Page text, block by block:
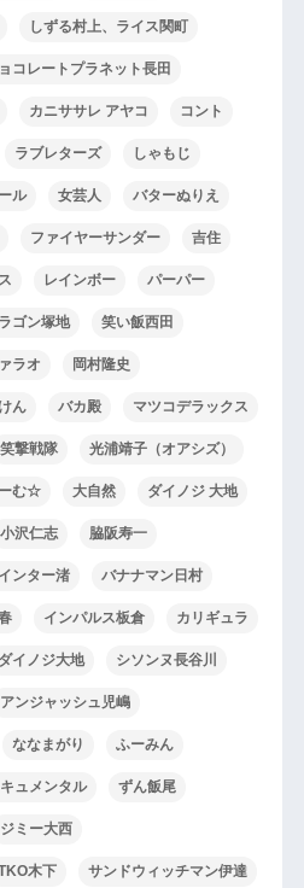
しずる村上、ライス関町
コレートプラネット長田
カニササレ アヤコ コント
ラブレターズ しゃもじ
ル 女芸人 バターぬりえ
ファイヤーサンダー 吉住
レインボー パーパー
ゴン塚地 笑い飯西田
ラオ 岡村隆史
ん バカ殿 マツコデラックス
笑撃戦隊 光浦靖子（オアシズ）
む☆ 大自然 ダイノジ 大地
小沢仁志 脇阪寿一
ンター渚 バナナマン日村
インパルス板倉 カリギュラ
ダイノジ大地 シソンヌ長谷川
アンジャッシュ児嶋
ななまがり ふーみん
キュメンタル ずん飯尾
ジミー大西
木下 サンドウィッチマン伊達